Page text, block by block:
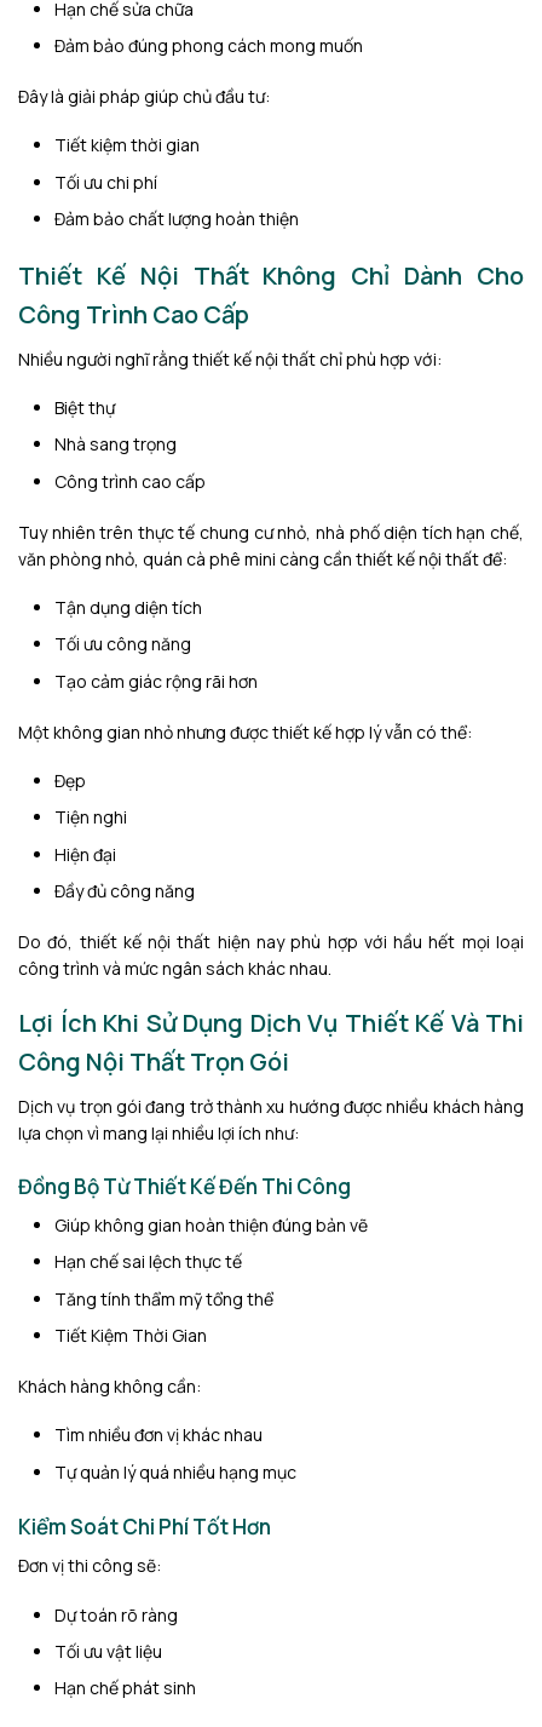
Hạn chế sửa chữa
Đảm bảo đúng phong cách mong muốn
Đây là giải pháp giúp chủ đầu tư:
Tiết kiệm thời gian
Tối ưu chi phí
Đảm bảo chất lượng hoàn thiện
Thiết Kế Nội Thất Không Chỉ Dành Cho
Công Trình Cao Cấp
Nhiều người nghĩ rằng thiết kế nội thất chỉ phù hợp với:
Biệt thự
Nhà sang trọng
Công trình cao cấp
Tuy nhiên trên thực tế chung cư nhỏ, nhà phố diện tích hạn chế,
văn phòng nhỏ, quán cà phê mini càng cần thiết kế nội thất để:
Tận dụng diện tích
Tối ưu công năng
Tạo cảm giác rộng rãi hơn
Một không gian nhỏ nhưng được thiết kế hợp lý vẫn có thể:
Đẹp
Tiện nghi
Hiện đại
Đầy đủ công năng
Do đó, thiết kế nội thất hiện nay phù hợp với hầu hết mọi loại
công trình và mức ngân sách khác nhau.
Lợi Ích Khi Sử Dụng Dịch Vụ Thiết Kế Và Thi
Công Nội Thất Trọn Gói
Dịch vụ trọn gói đang trở thành xu hướng được nhiều khách hàng
lựa chọn vì mang lại nhiều lợi ích như:
Đồng Bộ Từ Thiết Kế Đến Thi Công
Giúp không gian hoàn thiện đúng bản vẽ
Hạn chế sai lệch thực tế
Tăng tính thẩm mỹ tổng thể
Tiết Kiệm Thời Gian
Khách hàng không cần:
Tìm nhiều đơn vị khác nhau
Tự quản lý quá nhiều hạng mục
Kiểm Soát Chi Phí Tốt Hơn
Đơn vị thi công sẽ:
Dự toán rõ ràng
Tối ưu vật liệu
Hạn chế phát sinh